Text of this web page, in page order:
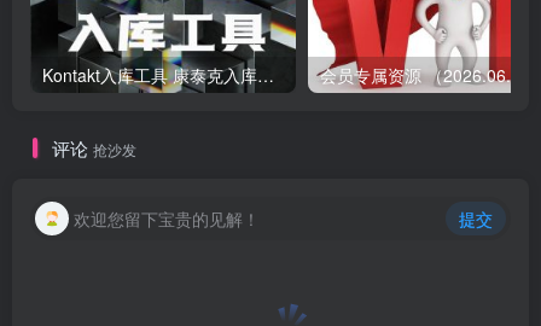
Kontakt入库工具 康泰克入库教程
评论 抢沙发
欢迎您留下宝贵的见解！ 提交